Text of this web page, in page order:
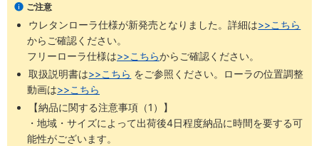
ご注意
ウレタンローラ仕様が新発売となりました。詳細は>>こちら
からご確認ください。 ​
フリーローラ仕様は>>こちらからご確認ください。
取扱説明書は>>こちら ​をご参照ください。ローラの位置調整
動画は>>こちら
【納品に関する注意事項（1）】
・地域・サイズによって出荷後4日程度納品に時間を要する可
能性がございます。